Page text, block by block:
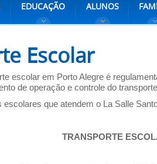
EDUCAÇÃO ALUNOS
Escolar
escolar em Porto Alegre é
de operação e controle do
que atendem o La Salle
TRANSPORTE